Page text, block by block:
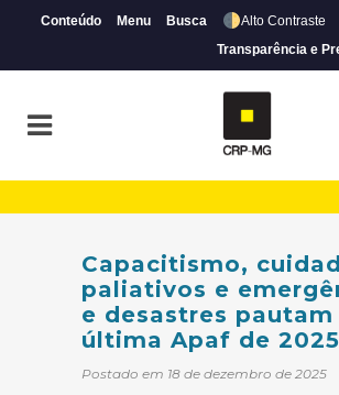
Conteúdo Menu Busca Alto Contraste
Transparência e
Capacitismo,
paliativos e
e desastres pautam
última Apaf de 2025
Postado em 18 de dezembro de 2025